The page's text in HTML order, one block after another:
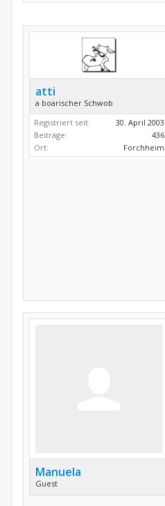
atti
a boarischer Schwob
Registriert seit:
30. April 2003
Beiträge:
436
Ort:
Forchheim
Manuela
Guest